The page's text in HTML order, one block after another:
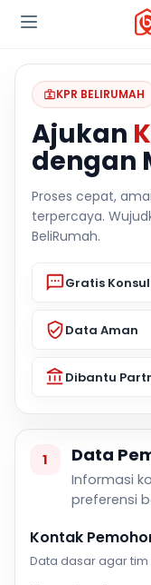
KPR BELIRUMAH
Ajukan
dengan
Proses cepat,
terpercaya.
BeliRumah.
Gratis
Data Aman
Dibantu
1 Data
Informasi
preferensi
Kontak
Data dasar agar